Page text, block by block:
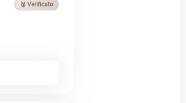
🥉 Verificato